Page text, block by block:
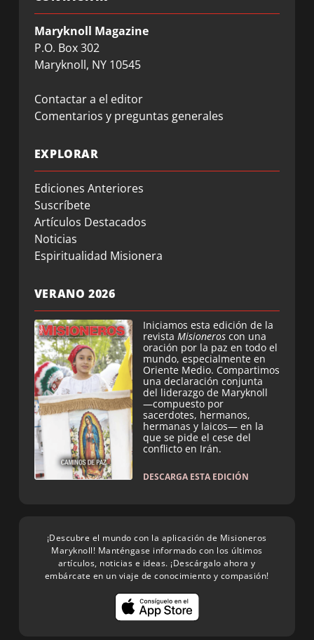
Maryknoll Magazine
P.O. Box 302
Maryknoll, NY 10545
Contactar a el editor
Comentarios y preguntas generales
EXPLORAR
Ediciones Anteriores
Suscríbete
Artículos Destacados
Noticias
Espiritualidad Misionera
VERANO 2026
Iniciamos esta edición de la
revista Misioneros con una
oración por la paz en todo el
mundo, especialmente en
Oriente Medio. Compartimos
una declaración conjunta
del liderazgo de Maryknoll
—compuesto por
sacerdotes, hermanos,
hermanas y laicos— en la
que se pide el cese del
conflicto en Irán.
DESCARGA ESTA EDICIÓN
¡Descubre el mundo con la aplicación de Misioneros
Maryknoll! Manténgase informado con los últimos
artículos, noticias e ideas. ¡Descárgalo ahora y
embárcate en un viaje de conocimiento y compasión!